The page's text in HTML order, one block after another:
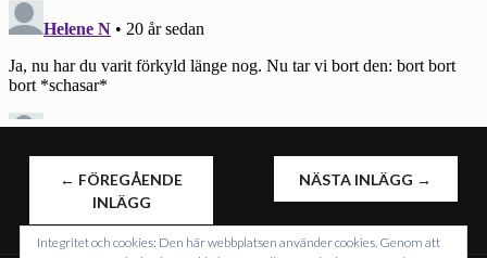
INLÄGGSNAVIGERING
← FÖREGÅENDE
INLÄGG
NÄSTA INLÄGG →
Integritet och cookies: Den här webbplatsen använder cookies. Genom att